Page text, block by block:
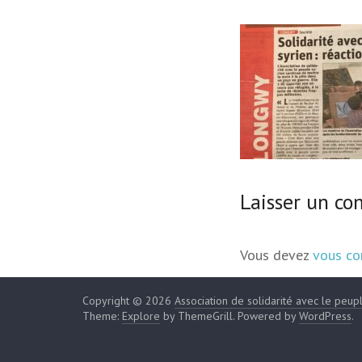
Laisser un
Vous devez vous
Copyright © 2026 Association de solidarité avec le
Theme: Explore by ThemeGrill. Powered byWordPress.